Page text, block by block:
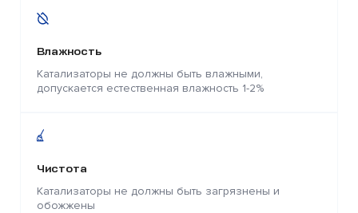
Влажность
Катализаторы не должны быть влажными,
допускается естественная влажность 1-2%
Чистота
Катализаторы не должны быть загрязнены и
обожжены